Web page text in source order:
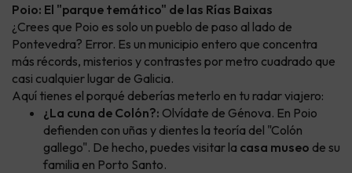
Poio: El "parque temático" de las Rías Baixas
¿Crees que Poio es solo un pueblo de paso al lado de
Pontevedra? Error. Es un municipio entero que concentra
más récords, misterios y contrastes por metro cuadrado que
casi cualquier lugar de Galicia.
Aquí tienes el porqué deberías meterlo en tu radar viajero:
¿La cuna de Colón?: Olvídate de Génova. En Poio
defienden con uñas y dientes la teoría del "Colón
gallego". De hecho, puedes visitar la casa museo de su
familia en Porto Santo.